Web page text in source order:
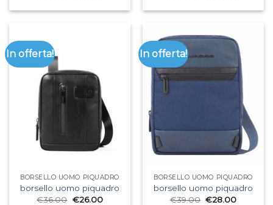
In offerta!
BORSELLO UOMO PIQUADRO
borsello uomo piquadro
€36.00 €26.00
In offerta!
BORSELLO UOMO PIQUADRO
borsello uomo piquadro
€39.00 €28.00